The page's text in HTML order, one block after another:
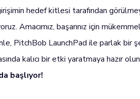
hedef kitlesi tarafından
Amacımız, başarınız için
PitchBob LaunchPad ile parlak bir
kalıcı bir etki yaratmaya hazır
başlıyor!